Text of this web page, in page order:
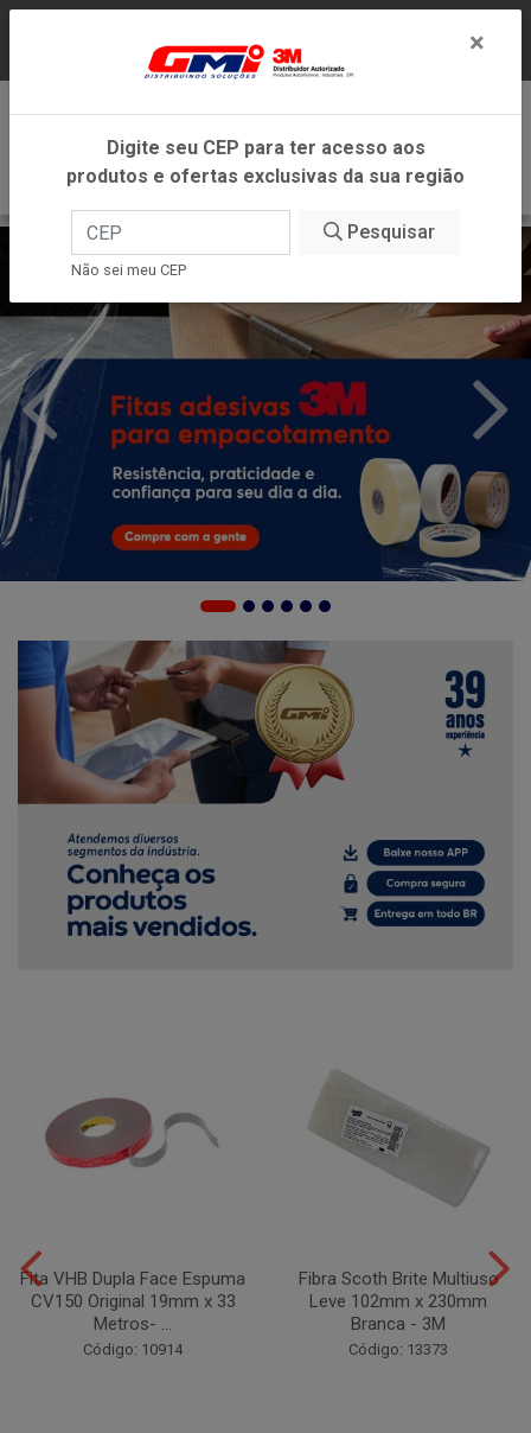
DENTRO DO ESTADO DE MINAS GERAIS.
Fita VHB Dupla Face Espuma
CV150 Original 19mm x 33
Metros- ...
Código: 10914
Fibra Scoth Brite Multiuso
Leve 102mm x 230mm
Branca - 3M
Código: 13373
×
Digite seu CEP para ter acesso aos
produtos e ofertas exclusivas da sua região
Pesquisar
Não sei meu CEP